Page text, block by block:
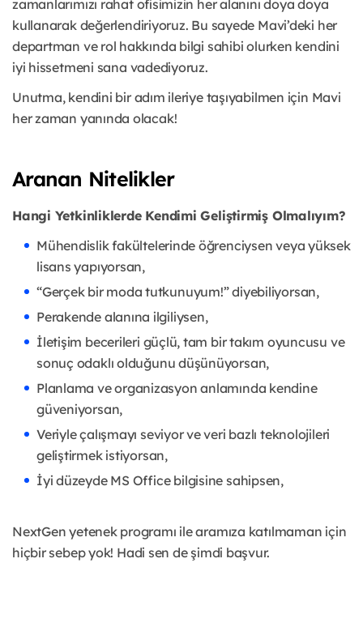
zamanlarımızı rahat ofisimizin her alanını doya doya
kullanarak değerlendiriyoruz. Bu sayede Mavi’deki her
departman ve rol hakkında bilgi sahibi olurken kendini
iyi hissetmeni sana vadediyoruz.
Unutma, kendini bir adım ileriye taşıyabilmen için Mavi
her zaman yanında olacak!
Aranan Nitelikler
Hangi Yetkinliklerde Kendimi Geliştirmiş Olmalıyım?
Mühendislik fakültelerinde öğrenciysen veya yüksek
lisans yapıyorsan,
“Gerçek bir moda tutkunuyum!” diyebiliyorsan,
Perakende alanına ilgiliysen,
İletişim becerileri güçlü, tam bir takım oyuncusu ve
sonuç odaklı olduğunu düşünüyorsan,
Planlama ve organizasyon anlamında kendine
güveniyorsan,
Veriyle çalışmayı seviyor ve veri bazlı teknolojileri
geliştirmek istiyorsan,
İyi düzeyde MS Office bilgisine sahipsen,
NextGen yetenek programı ile aramıza katılmaman için
hiçbir sebep yok! Hadi sen de şimdi başvur.